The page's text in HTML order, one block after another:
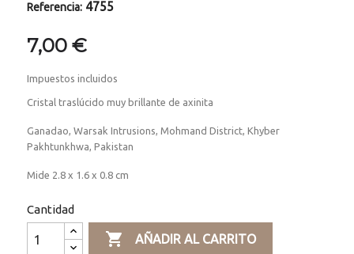
Referencia: 4755
7,00 €
Impuestos incluidos
Cristal traslúcido muy brillante de axinita
Ganadao, Warsak Intrusions, Mohmand District, Khyber
Pakhtunkhwa, Pakistan
Mide 2.8 x 1.6 x 0.8 cm
Cantidad
 AÑADIR AL CARRITO